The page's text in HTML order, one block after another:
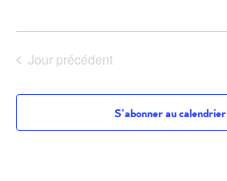
Jour précédent
S’abonner au calendrier